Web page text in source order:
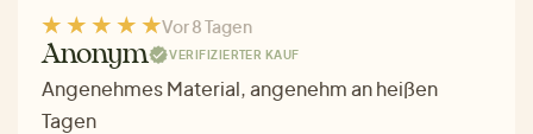
Vor 8 Tagen
Anonym VERIFIZIERTER KAUF
Angenehmes Material, angenehm an heißen
Tagen